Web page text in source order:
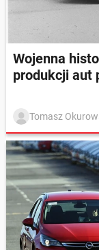
Wojenna
produkcji aut
Tomasz